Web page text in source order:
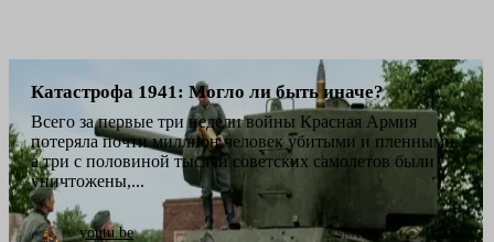
Катастрофа 1941: Могло ли быть иначе?
Всего за первые три недели войны Красная Армия
потеряла почти миллион человек убитыми и пленными,
а три с половиной тысячи советских самолетов были
уничтожены,...
youtu.be 2 авг 2026 3 722